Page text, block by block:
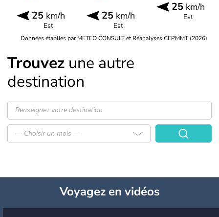
25km/h
Est
25km/h
Est
25 km/h
Est
Données établies par METEO CONSULT et Réanalyses CEPMMT (2026)
Trouvez une autre
destination
— Choisir un mois —
Voyagezen vidéos